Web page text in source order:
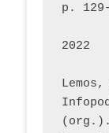
p.
2022
(org.).